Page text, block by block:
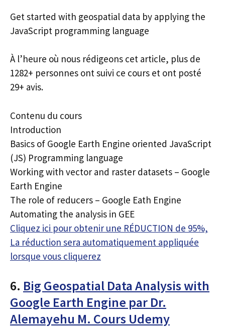
Get started with geospatial data by applying the
JavaScript programming language
À l’heure où nous rédigeons cet article, plus de
1282+ personnes ont suivi ce cours et ont posté
29+ avis.
Contenu du cours
Introduction
Basics of Google Earth Engine oriented JavaScript
(JS) Programming language
Working with vector and raster datasets – Google
Earth Engine
The role of reducers – Google Eath Engine
Automating the analysis in GEE
Cliquez ici pour obtenir une RÉDUCTION de 95%,
La réduction sera automatiquement appliquée
lorsque vous cliquerez
6. Big Geospatial Data Analysis with
Google Earth Engine par Dr.
Alemayehu M. Cours Udemy